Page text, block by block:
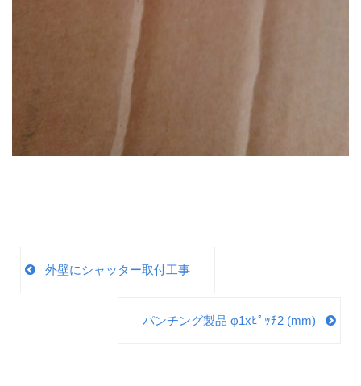
外壁にシャッター取付工事
パンチング製品 φ1xﾋﾟｯﾁ2 (mm)